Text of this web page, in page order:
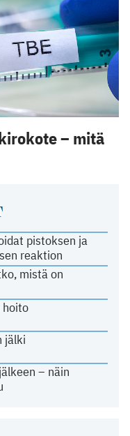
pistoksen ja
reaktion
mistä on
hoito
jälki
– näin
– mitä